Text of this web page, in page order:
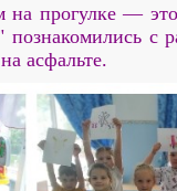
на прогулке —
с
асфальте.